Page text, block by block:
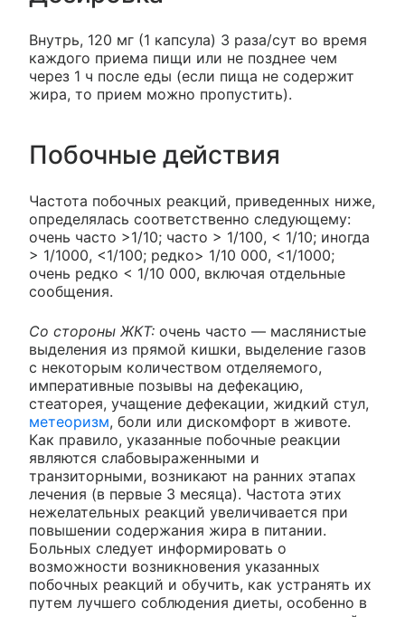
Внутрь, 120 мг (1 капсула) 3 раза/сут во время
каждого приема пищи или не позднее чем
через 1 ч после еды (если пища не содержит
жира, то прием можно пропустить).
Побочные действия
Частота побочных реакций, приведенных ниже,
определялась соответственно следующему:
очень часто >1/10; часто > 1/100, < 1/10; иногда
> 1/1000, <1/100; редко> 1/10 000, <1/1000;
очень редко < 1/10 000, включая отдельные
сообщения.
Со стороны ЖКТ: очень часто — маслянистые
выделения из прямой кишки, выделение газов
с некоторым количеством отделяемого,
императивные позывы на дефекацию,
стеаторея, учащение дефекации, жидкий стул,
метеоризм, боли или дискомфорт в животе.
Как правило, указанные побочные реакции
являются слабовыраженными и
транзиторными, возникают на ранних этапах
лечения (в первые 3 месяца). Частота этих
нежелательных реакций увеличивается при
повышении содержания жира в питании.
Больных следует информировать о
возможности возникновения указанных
побочных реакций и обучить, как устранять их
путем лучшего соблюдения диеты, особенно в